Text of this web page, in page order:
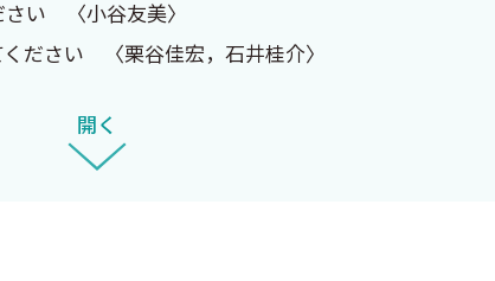
い 〈小谷友美〉
ださい 〈栗谷佳宏，石井桂介〉
えてください 〈古川誠志〉
えてください 〈村越 毅〉
藤田恭之〉
開く